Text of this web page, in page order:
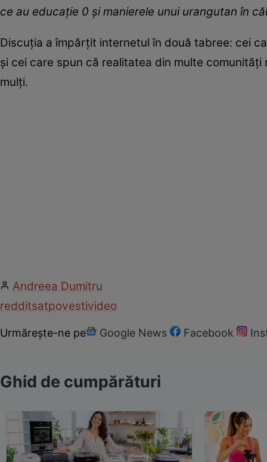
ce au educație 0 și manierele unui urangutan în
Discuția a împărțit internetul în două tabree: cei
și cei care spun că realitatea din multe
mulți.
Andreea Dumitru
redditsatpovestivideo
Urmărește-ne pe Google News Facebook
Ghid de cumpărături